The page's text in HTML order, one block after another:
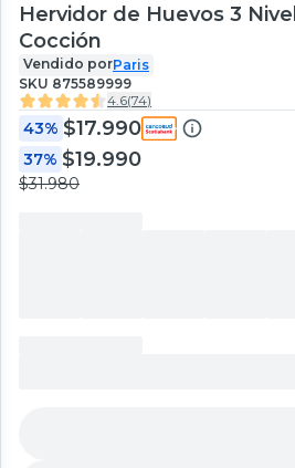
Hervidor de Huevos 3
Cocción
Vendido porParis
SKU 875589999
4.6(74)
43% $17.990
37% $19.990
$31.980